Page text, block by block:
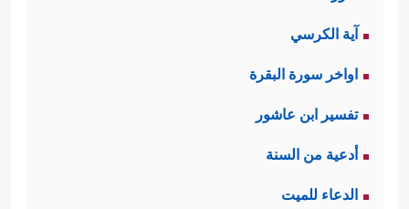
آية الكرسي
اواخر سورة البقرة
تفسير ابن عاشور
أدعية من السنة
الدعاء للميت